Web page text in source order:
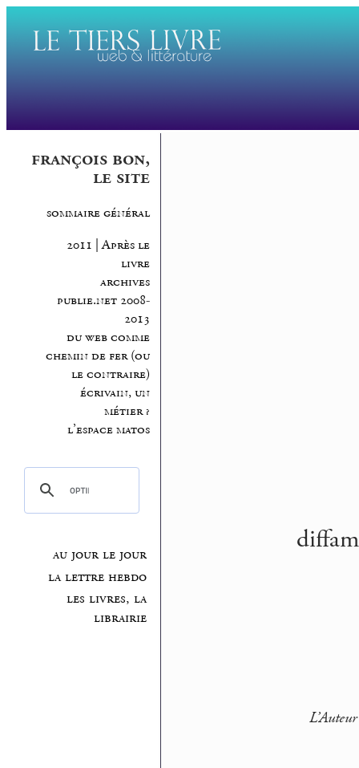
françois bon,
le site
sommaire général
2011 | Après le
livre
archives
publie.net 2008-
2013
du web comme
chemin de fer (ou
le contraire)
écrivain, un
métier ?
l’espace matos
au jour le jour
la lettre hebdo
les livres, la
librairie